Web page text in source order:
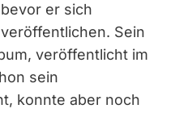
er sich
Sein
veröffentlicht im
sein
konnte aber noch